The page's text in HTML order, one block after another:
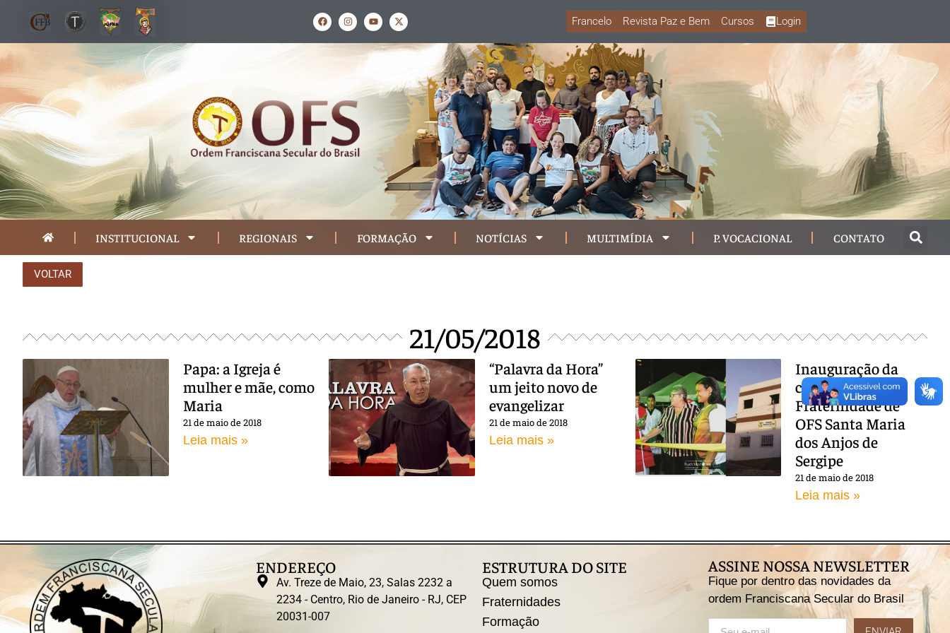
Francelo Revista Paz e Bem Cursos Login
INSTITUCIONAL REGIONAIS FORMAÇÃO NOTÍCIAS MULTIMÍDIA P. VOCACIONAL CONTATO
VOLTAR
21/05/2018
Papa: a Igreja é
mulher e mãe, como
Maria
21 de maio de 2018
Leia mais »
“Palavra da Hora”
um jeito novo de
evangelizar
21 de maio de 2018
Leia mais »
Inauguração da
casa da
Fraternidade de
OFS Santa Maria
dos Anjos de
Sergipe
21 de maio de 2018
Leia mais »
ENDEREÇO
Av. Treze de Maio, 23, Salas 2232 a
2234 - Centro, Rio de Janeiro - RJ, CEP
20031-007
ESTRUTURA DO SITE
Quem somos
Fraternidades
Formação
ASSINE NOSSA NEWSLETTER
Fique por dentro das novidades da
ordem Franciscana Secular do Brasil